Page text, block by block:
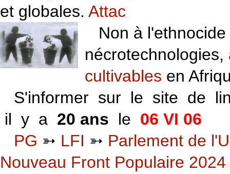
et globales. Attac
Non à l'ethnocide
cultivables en
S'informer sur le site de
il y a 20 ans le 06 VI 06
PG ➳ LFI ➳ Parlement de
Nouveau Front Populaire 2024